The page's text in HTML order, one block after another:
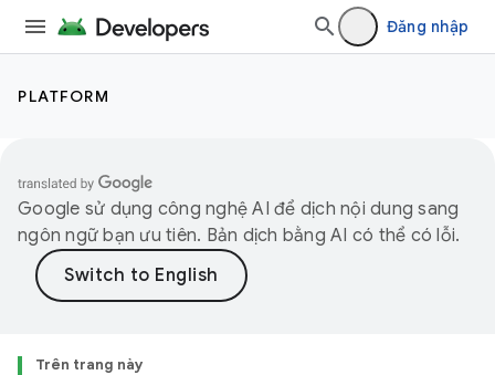
Đăng nhập
PLATFORM
Google sử dụng công nghệ AI để dịch nội dung sang
ngôn ngữ bạn ưu tiên. Bản dịch bằng AI có thể có lỗi.
Trên trang này